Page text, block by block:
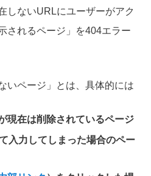
しないURLにユーザーがアク
されるページ」を404エラー
いページ」とは、具体的には
現在は削除されているページ
入力してしまった場合のペー